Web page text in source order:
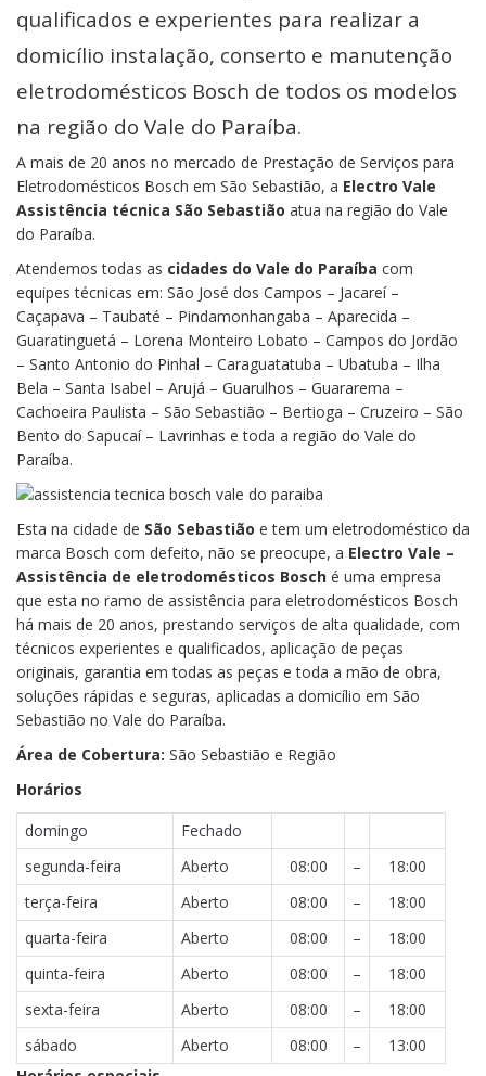
qualificados e experientes para realizar a
domicílio instalação, conserto e manutenção
eletrodomésticos Bosch de todos os modelos
na região do Vale do Paraíba.
A mais de 20 anos no mercado de Prestação de Serviços para
Eletrodomésticos Bosch em São Sebastião, a Electro Vale
Assistência técnica São Sebastião atua na região do Vale
do Paraíba.
Atendemos todas as cidades do Vale do Paraíba com
equipes técnicas em: São José dos Campos – Jacareí –
Caçapava – Taubaté – Pindamonhangaba – Aparecida –
Guaratinguetá – Lorena Monteiro Lobato – Campos do Jordão
– Santo Antonio do Pinhal – Caraguatatuba – Ubatuba – Ilha
Bela – Santa Isabel – Arujá – Guarulhos – Guararema –
Cachoeira Paulista – São Sebastião – Bertioga – Cruzeiro – São
Bento do Sapucaí – Lavrinhas e toda a região do Vale do
Paraíba.
Esta na cidade de São Sebastião e tem um eletrodoméstico da
marca Bosch com defeito, não se preocupe, a Electro Vale –
Assistência de eletrodomésticos Bosch é uma empresa
que esta no ramo de assistência para eletrodomésticos Bosch
há mais de 20 anos, prestando serviços de alta qualidade, com
técnicos experientes e qualificados, aplicação de peças
originais, garantia em todas as peças e toda a mão de obra,
soluções rápidas e seguras, aplicadas a domicílio em São
Sebastião no Vale do Paraíba.
Área de Cobertura: São Sebastião e Região
Horários
domingo
Fechado
segunda-feira
Aberto 08:00 –
18:00
terça-feira
Aberto 08:00 –
18:00
quarta-feira
Aberto 08:00 –
18:00
quinta-feira
Aberto 08:00 –
18:00
sexta-feira
Aberto 08:00 –
18:00
sábado
Aberto 08:00 –
13:00